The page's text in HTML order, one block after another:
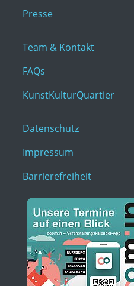
Presse
Team & Kontakt
FAQs
KunstKulturQuartier
Datenschutz
Impressum
Barrierefreiheit